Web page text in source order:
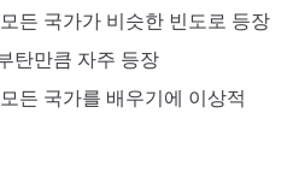
든 국가가 비슷한 빈도로 등장
탄만큼 자주 등장
든 국가를 배우기에 이상적